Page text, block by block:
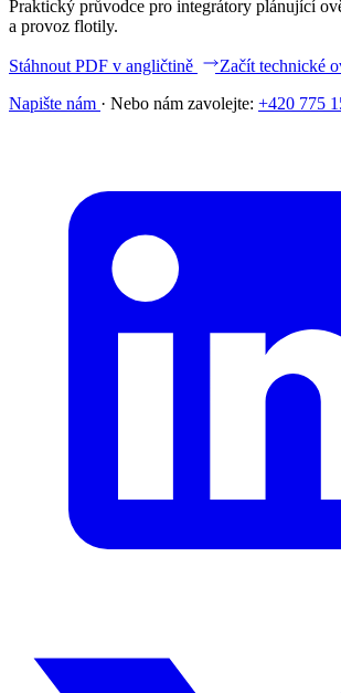
Praktický průvodce pro integrátory plánující
a provoz flotily.
Stáhnout PDF v angličtině
Začít technické
Napište nám · Nebo nám zavolejte: +420 775